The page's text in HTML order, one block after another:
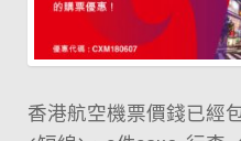
香港航空機票價錢已經